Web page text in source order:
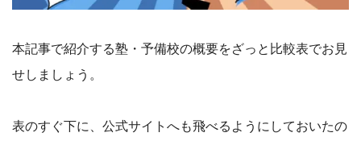
本記事で紹介する塾・予備校の概要をざっと比較表でお見
せしましょう。
表のすぐ下に、公式サイトへも飛べるようにしておいたの